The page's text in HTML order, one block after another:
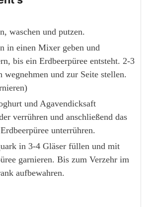
waschen und putzen.
in einen Mixer geben und
bis ein Erdbeerpüree entsteht. 2-3
wegnehmen und zur Seite stellen.
und Agavendicksaft
verrühren und anschließend das
unterrühren.
in 3-4 Gläser füllen und mit
garnieren. Bis zum Verzehr im
aufbewahren.